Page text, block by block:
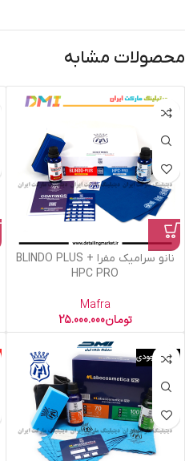
محصولات مشابه
نانو سرامیک مفرا BLINDO PLUS +
HPC PRO
Mafra
تومان25.000.000
اتمام موجودی